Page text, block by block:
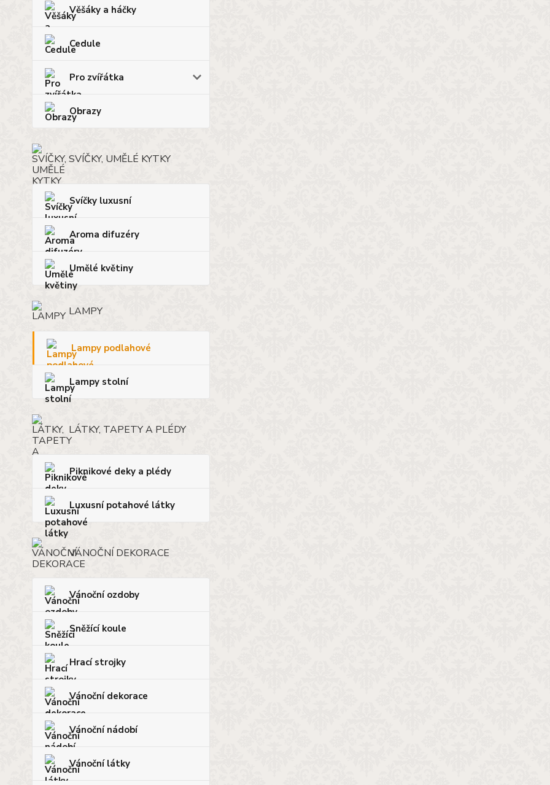
Věšáky a háčky
Cedule
Pro zvířátka
Obrazy
SVÍČKY, UMĚLÉ KYTKY
Svíčky luxusní
Aroma difuzéry
Umělé květiny
LAMPY
Lampy podlahové
Lampy stolní
LÁTKY, TAPETY A PLÉDY
Piknikové deky a plédy
Luxusní potahové látky
VÁNOČNÍ DEKORACE
Vánoční ozdoby
Sněžící koule
Hrací strojky
Vánoční dekorace
Vánoční nádobí
Vánoční látky